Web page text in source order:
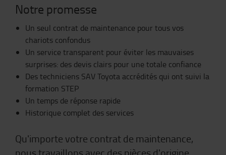
Notre promesse
Un seul contrat de maintenance pour tous vos
chariots confondus
Un service transparent pour éviter les mauvaises
surprises: des devis clairs pour une totale confiance
Des techniciens SAV Toyota accrédités qui ont suivi la
formation STEP
Un temps de réponse rapide
Historique complet des services
Qu'importe votre contrat de maintenance,